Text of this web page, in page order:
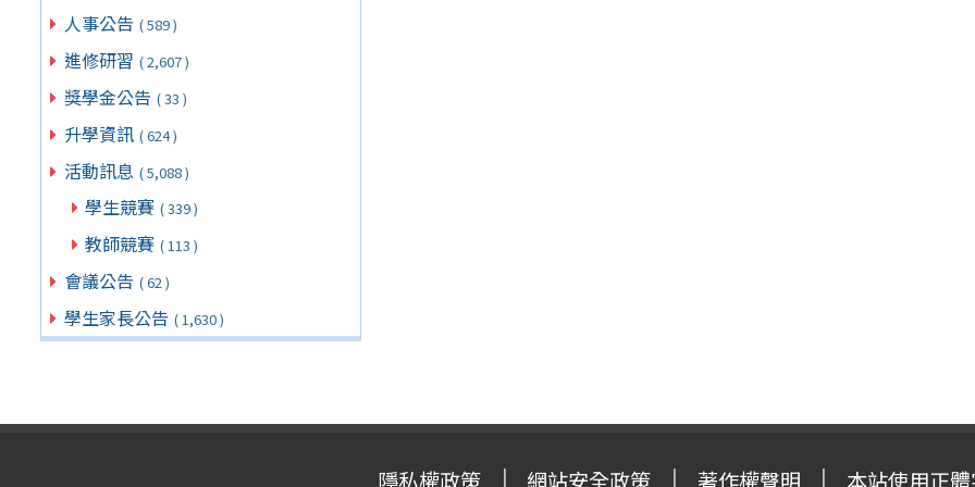
人事公告 ( 589 )
進修研習 ( 2,607 )
獎學金公告 ( 33 )
升學資訊 ( 624 )
活動訊息 ( 5,088 )
學生競賽 ( 339 )
教師競賽 ( 113 )
會議公告 ( 62 )
學生家長公告 ( 1,630 )
隱私權政策 網站安全政策 著作權聲明 本站使用正